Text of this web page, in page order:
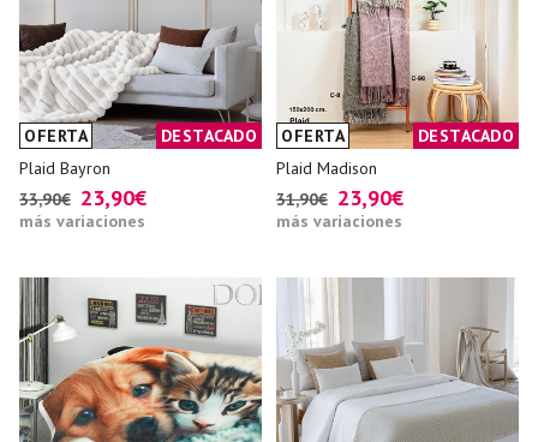
OFERTA
DESTACADO
Plaid Bayron
33,90€ 23,90€
más variaciones
OFERTA
DESTACADO
Plaid Madison
31,90€ 23,90€
más variaciones